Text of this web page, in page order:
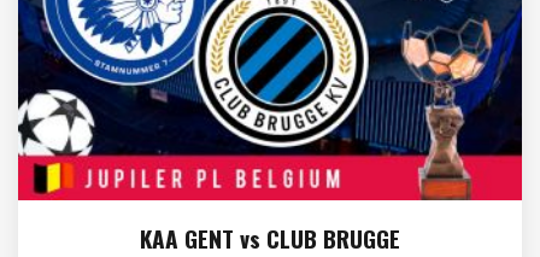
KAA GENT vs CLUB BRUGGE